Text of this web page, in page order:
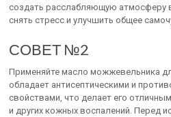
создать расслабляющую
снять стресс и улучшить общее
СОВЕТ №2
Применяйте масло можжевельника
обладает антисептическими и
свойствами, что делает его
и других кожных воспалений. Перед